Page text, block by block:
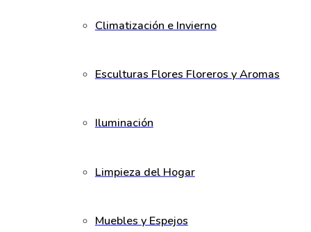
Climatización e Invierno
Esculturas Flores Floreros y Aromas
Iluminación
Limpieza del Hogar
Muebles y Espejos